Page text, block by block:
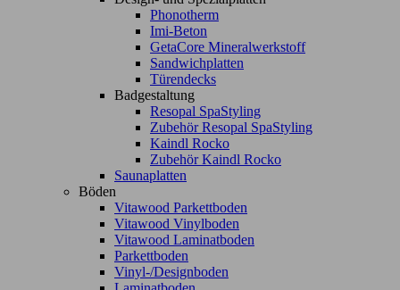
Phonotherm
Imi-Beton
GetaCore Mineralwerkstoff
Sandwichplatten
Türendecks
Badgestaltung
Resopal SpaStyling
Zubehör Resopal SpaStyling
Kaindl Rocko
Zubehör Kaindl Rocko
Saunaplatten
Böden
Vitawood Parkettboden
Vitawood Vinylboden
Vitawood Laminatboden
Parkettboden
Vinyl-/Designboden